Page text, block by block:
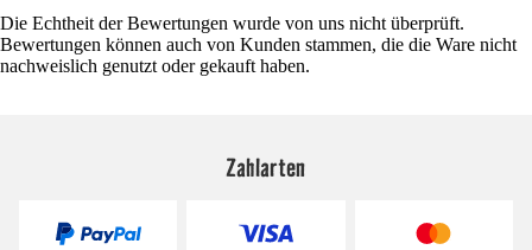
Die Echtheit der Bewertungen wurde von uns nicht überprüft.
Bewertungen können auch von Kunden stammen, die die Ware nicht
nachweislich genutzt oder gekauft haben.
Zahlarten